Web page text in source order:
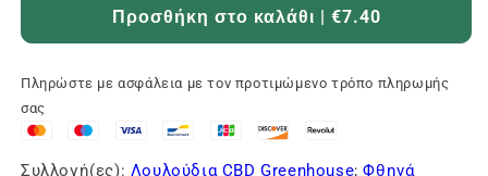
Προσθήκη στο καλάθι | €7.40
Πληρώστε με ασφάλεια με τον προτιμώμενο τρόπο πληρωμής
σας
Συλλογή(ες): Λουλούδια CBD Greenhouse;Φθηνά